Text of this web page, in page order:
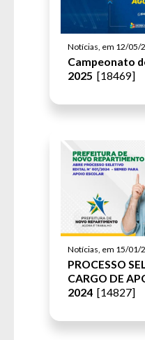
Notícias, em 12/05/
Campeonato
2025 [18469]
Notícias, em 15/01/
PROCESSO
CARGO DE
2024 [14827]